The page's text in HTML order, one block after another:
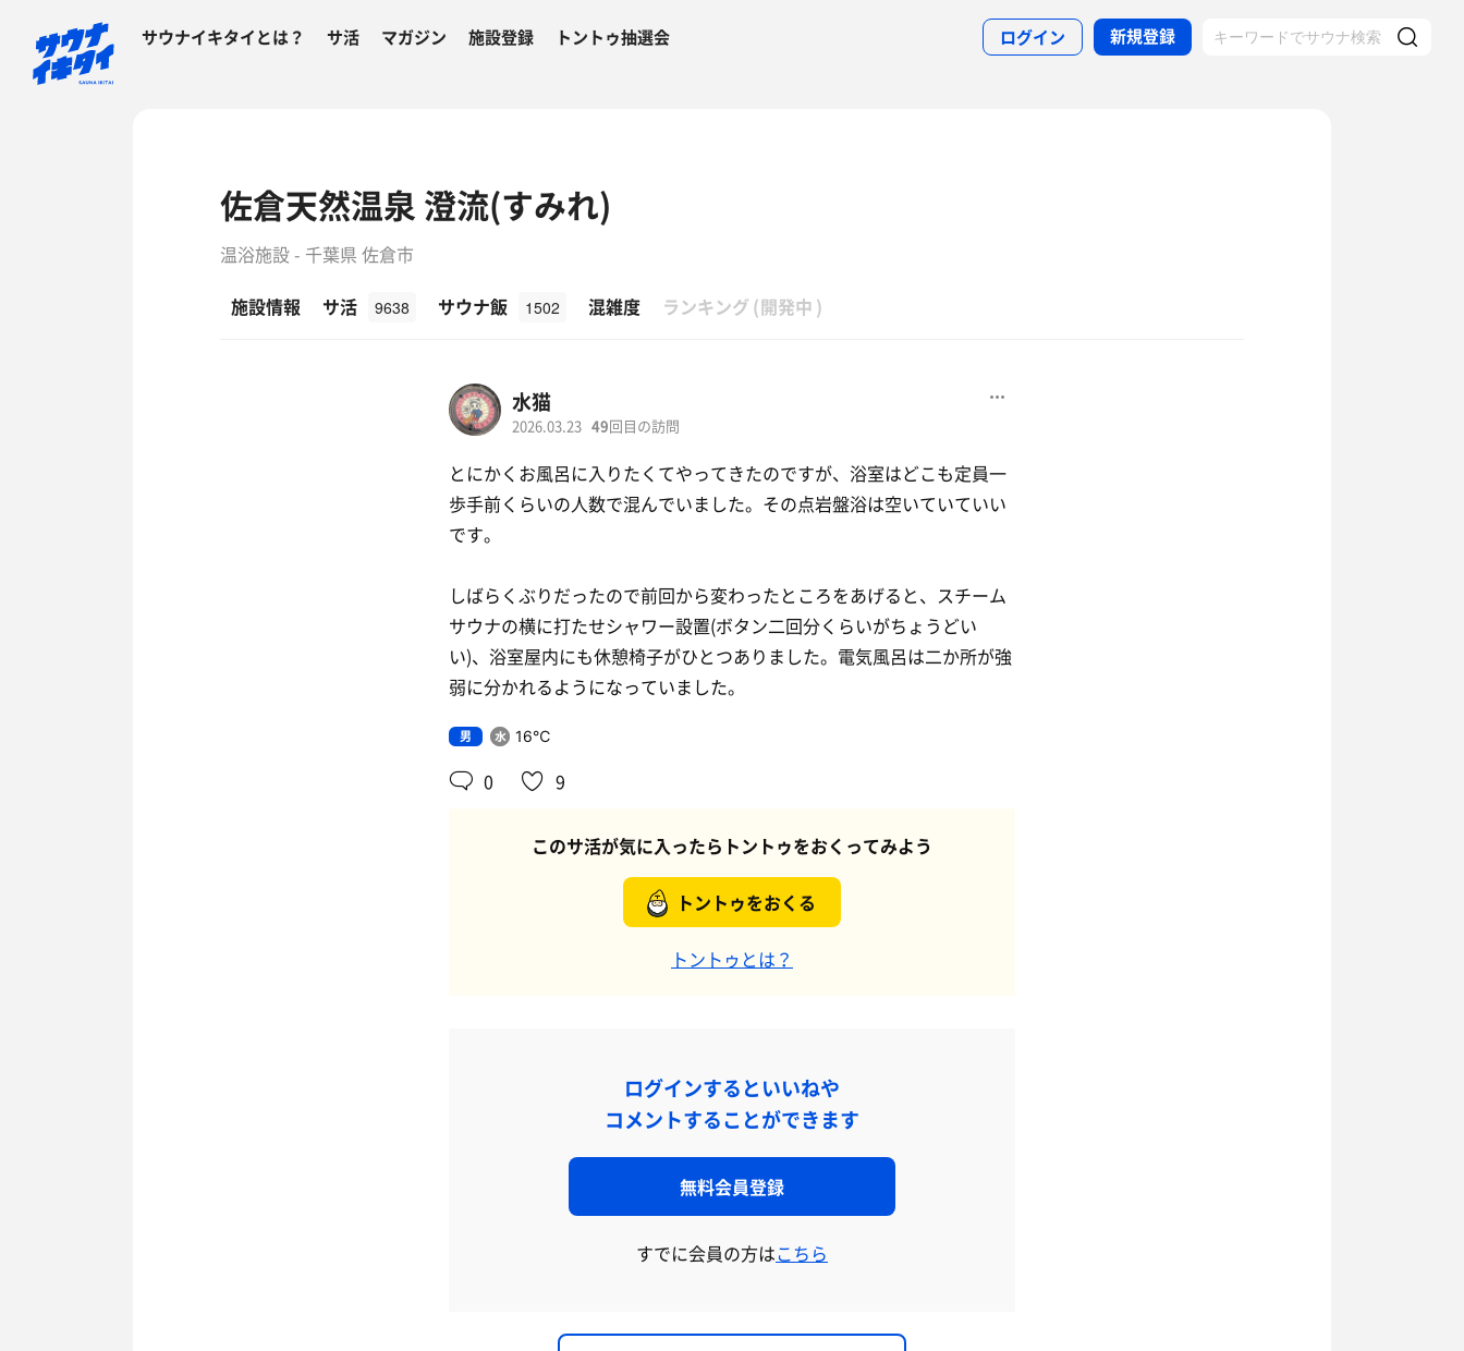
サウナイキタイとは？ サ活 マガジン 施設登録 トントゥ抽選会 ログイン 新規登録
佐倉天然温泉 澄流(すみれ)
温浴施設 - 千葉県 佐倉市
施設情報
サ活 9638 サウナ飯 1502 混雑度 ランキング (開発中 )
水猫
2026.03.23 49回目の訪問
とにかくお風呂に入りたくてやってきたのですが、浴室はどこも定員一
歩手前くらいの人数で混んでいました。その点岩盤浴は空いていていい
です。
しばらくぶりだったので前回から変わったところをあげると、スチーム
サウナの横に打たせシャワー設置(ボタン二回分くらいがちょうどい
い)、浴室屋内にも休憩椅子がひとつありました。電気風呂は二か所が強
弱に分かれるようになっていました。
男 16℃
0 9
このサ活が気に入ったらトントゥをおくってみよう
トントゥをおくる
トントゥとは？
ログインするといいねや
コメントすることができます
無料会員登録
すでに会員の方はこちら